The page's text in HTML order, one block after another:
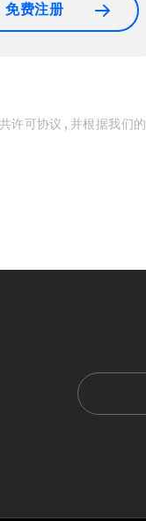
免费注册
许可协议 , 并根据我们的